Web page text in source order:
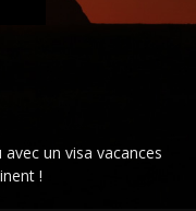
un visa vacances
!